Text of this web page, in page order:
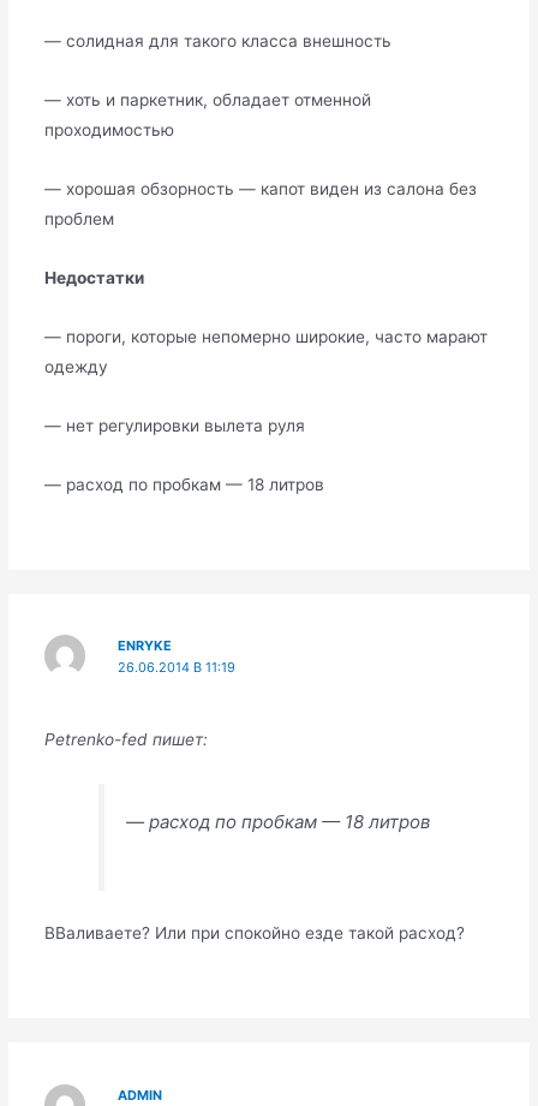
— солидная для такого класса внешность
— хоть и паркетник, обладает отменной
проходимостью
— хорошая обзорность — капот виден из салона без
проблем
Недостатки
— пороги, которые непомерно широкие, часто марают
одежду
— нет регулировки вылета руля
— расход по пробкам — 18 литров
ENRYKE
26.06.2014 В 11:19
Petrenko-fed пишет:
— расход по пробкам — 18 литров
ВВаливаете? Или при спокойно езде такой расход?
ADMIN